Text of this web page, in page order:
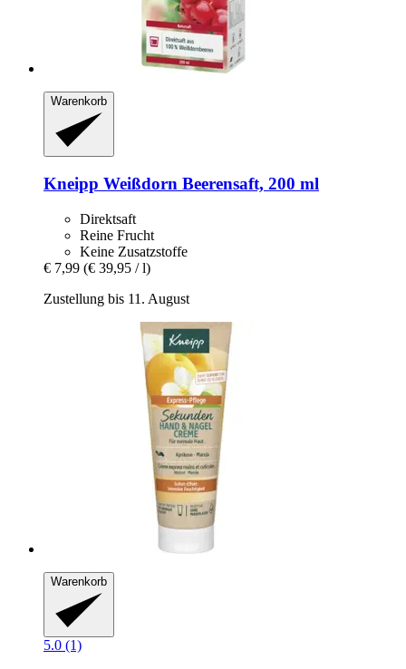
Warenkorb
Kneipp Weißdorn Beerensaft, 200 ml
Direktsaft
Reine Frucht
Keine Zusatzstoffe
€ 7,99 (€ 39,95 / l)
Zustellung bis 11. August
Warenkorb
5.0 (1)